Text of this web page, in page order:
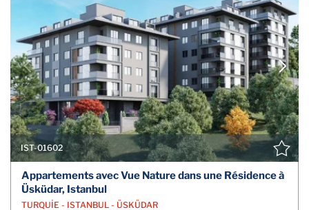
IST-01602
Appartements avec Vue Nature dans une Résidence à
Üsküdar, Istanbul
TURQUİE - ISTANBUL - ÜSKÜDAR